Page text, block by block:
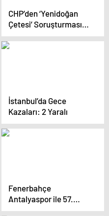
CHP’den ‘Yenidoğan
Çetesi’ Soruşturması
Talebi
İstanbul’da Gece
Kazaları: 2 Yaralı
Fenerbahçe
Antalyaspor ile 57.
Randevuda